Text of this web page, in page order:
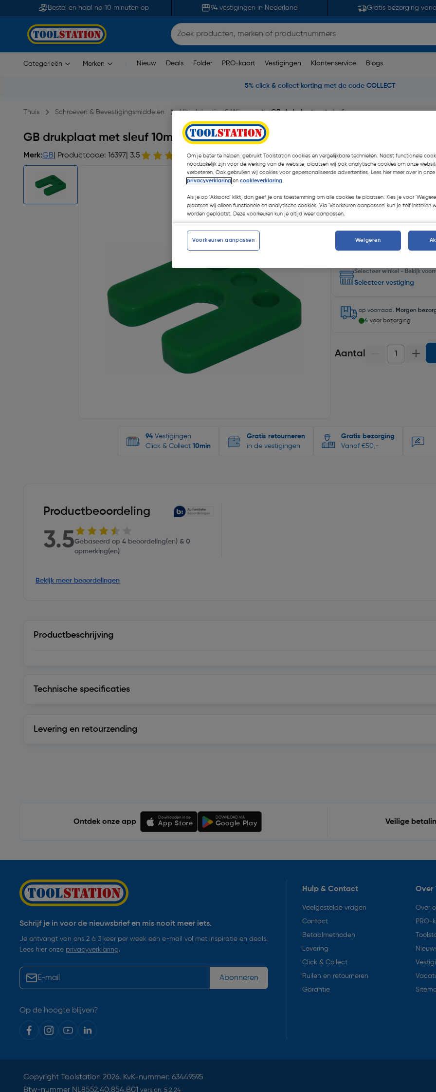
Bestel en haal na 10 minuten op 94 vestigingen in Nederland Gratis bezorging
Categorieën Merken Nieuw Deals Folder PRO-kaart Vestigingen Klantenservice Blogs
5% click & collect korting met de code COLLECT
Thuis Schroeven & Bevestigingsmiddelen Uitvulplaatjes & Wiggen GB drukplaat met sleuf
GB drukplaat met sleuf 10mm groen
Merk:GB | Productcode: 16397 | 3.5 4 opmerking(en)| 48 Stuks
€ 29,99
Kies productvariant
Selecteer winkel - Bekijk
Selecteer vestiging
op voorraad. Morgen
4 voor bezorging
Aantal
94 Vestigingen
Click & Collect 10min
Gratis retourneren
in de vestigingen
Gratis bezorging
Vanaf €50,-
Productbeoordeling
3.5Gebaseerd op 4 beoordeling(en) & 0
opmerking(en)
Bekijk meer beoordelingen
Productbeschrijving
Technische specificaties
Levering en retourzending
Ontdek onze app
Downloaden in de
App Store
DOWNLOAD VIA
Google Play Veilige
Schrijf je in voor de nieuwsbrief en mis nooit meer iets.
Je ontvangt van ons 2 à 3 keer per week een e-mail vol met inspiratie en deals.
Lees hier onze privacyverklaring.
Abonneren
Op de hoogte blijven?
Hulp & Contact
Veelgestelde vragen
Contact
Betaalmethoden
Levering
Click & Collect
Ruilen en retourneren
Garantie
Over
Over
PRO-
Copyright Toolstation 2026. KvK-nummer: 63449595
Btw-nummer NL8552.40.854.B01 version: 5.2.24
Om je beter te helpen, gebruikt Toolstation cookies en vergelijkbare technieken. Naast functionele
noodzakelijk zijn voor de werking van de website, plaatsen wij ook analytische cookies om onze
verbeteren. Ook gebruiken wij cookies voor gepersonaliseerde advertenties. Lees hier meer over in onze
privacyverklaring en cookieverklaring.
Als je op 'Akkoord' klikt, dan geef je ons toestemming om alle cookies te plaatsen. Kies je voor
plaatsen wij alleen functionele en analytische cookies. Via 'Voorkeuren aanpassen' kun je zelf instellen
worden geplaatst. Deze voorkeuren kun je altijd weer aanpassen.
Voorkeuren aanpassen Weigeren